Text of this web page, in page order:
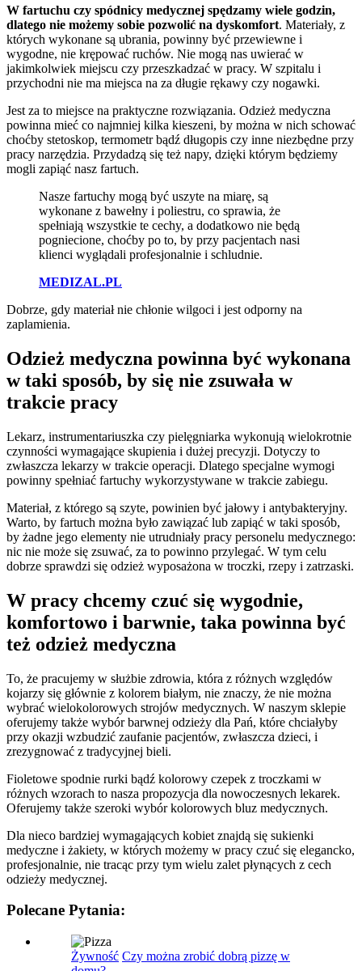
W fartuchu czy spódnicy medycznej spędzamy wiele godzin,
dlatego nie możemy sobie pozwolić na dyskomfort. Materiały, z
których wykonane są ubrania, powinny być przewiewne i
wygodne, nie krępować ruchów. Nie mogą nas uwierać w
jakimkolwiek miejscu czy przeszkadzać w pracy. W szpitalu i
przychodni nie ma miejsca na za długie rękawy czy nogawki.
Jest za to miejsce na praktyczne rozwiązania. Odzież medyczna
powinna mieć co najmniej kilka kieszeni, by można w nich schować
choćby stetoskop, termometr bądź długopis czy inne niezbędne przy
pracy narzędzia. Przydadzą się też napy, dzięki którym będziemy
mogli zapiąć nasz fartuch.
Nasze fartuchy mogą być uszyte na miarę, są
wykonane z bawełny i poliestru, co sprawia, że
spełniają wszystkie te cechy, a dodatkowo nie będą
pogniecione, choćby po to, by przy pacjentach nasi
klienci wyglądali profesjonalnie i schludnie.
MEDIZAL.PL
Dobrze, gdy materiał nie chłonie wilgoci i jest odporny na
zaplamienia.
Odzież medyczna powinna być wykonana
w taki sposób, by się nie zsuwała w
trakcie pracy
Lekarz, instrumentariuszka czy pielęgniarka wykonują wielokrotnie
czynności wymagające skupienia i dużej precyzji. Dotyczy to
zwłaszcza lekarzy w trakcie operacji. Dlatego specjalne wymogi
powinny spełniać fartuchy wykorzystywane w trakcie zabiegu.
Materiał, z którego są szyte, powinien być jałowy i antybakteryjny.
Warto, by fartuch można było zawiązać lub zapiąć w taki sposób,
by żadne jego elementy nie utrudniały pracy personelu medycznego:
nic nie może się zsuwać, za to powinno przylegać. W tym celu
dobrze sprawdzi się odzież wyposażona w troczki, rzepy i zatrzaski.
W pracy chcemy czuć się wygodnie,
komfortowo i barwnie, taka powinna być
też odzież medyczna
To, że pracujemy w służbie zdrowia, która z różnych względów
kojarzy się głównie z kolorem białym, nie znaczy, że nie można
wybrać wielokolorowych strojów medycznych. W naszym sklepie
oferujemy także wybór barwnej odzieży dla Pań, które chciałyby
przy okazji wzbudzić zaufanie pacjentów, zwłaszcza dzieci, i
zrezygnować z tradycyjnej bieli.
Fioletowe spodnie rurki bądź kolorowy czepek z troczkami w
różnych wzorach to nasza propozycja dla nowoczesnych lekarek.
Oferujemy także szeroki wybór kolorowych bluz medycznych.
Dla nieco bardziej wymagających kobiet znajdą się sukienki
medyczne i żakiety, w których możemy w pracy czuć się elegancko,
profesjonalnie, nie tracąc przy tym wielu zalet płynących z cech
odzieży medycznej.
Polecane Pytania:
Żywność Czy można zrobić dobrą pizzę w